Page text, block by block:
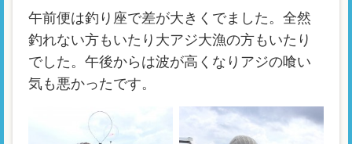
午前便は釣り座で差が大きくでました。全然
釣れない方もいたり大アジ大漁の方もいたり
でした。午後からは波が高くなりアジの喰い
気も悪かったです。